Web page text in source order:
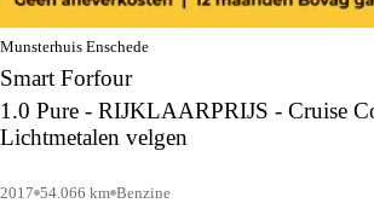
Munsterhuis Enschede
Smart Forfour
1.0 Pure - RIJKLAARPRIJS - Cruise
Lichtmetalen velgen
2017 54.066 km Benzine